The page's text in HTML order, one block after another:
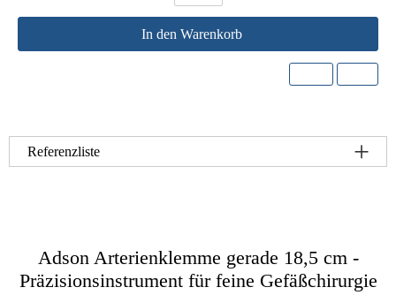
In den Warenkorb
Referenzliste
Adson Arterienklemme gerade 18,5 cm -
Präzisionsinstrument für feine Gefäßchirurgie